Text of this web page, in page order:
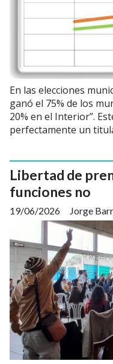
En las elecciones
ganó el 75% de los
20% en el Interior”.
perfectamente un
Libertad de
funciones no
Jorge
19/06/2026